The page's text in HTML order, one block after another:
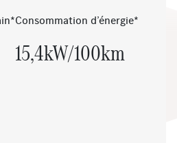
Consommation d’énergie*
15,4kW/100km